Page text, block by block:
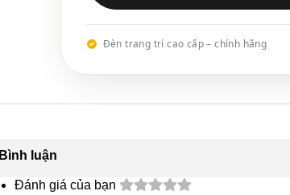
Đèn trang trí cao cấp – chính hãng
Bình luận
Đánh giá của bạn